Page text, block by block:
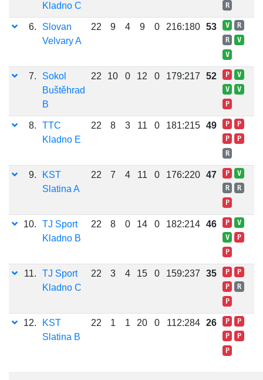
Kladno C
R
6.
Slovan
Velvary A
22 9 4 9 0 216:180 53 V
R
R
V
V
7.
Sokol
Buštěhrad
B
22 10 0 12 0 179:217 52 P
V
V
V
P
8.
TTC
Kladno E
22 8 3 11 0 181:215 49 P
P
P
P
R
9.
KST
Slatina A
22 7 4 11 0 176:220 47 P
V
R
R
P
10.
TJ Sport
Kladno B
22 8 0 14 0 182:214 46 P
V
V
P
P
11.
TJ Sport
Kladno C
22 3 4 15 0 159:237 35 P
P
P
R
P
12.
KST
Slatina B
22 1 1 20 0 112:284 26 P
P
P
P
P